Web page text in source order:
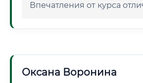
Впечатления от курса
Оксана Воронина